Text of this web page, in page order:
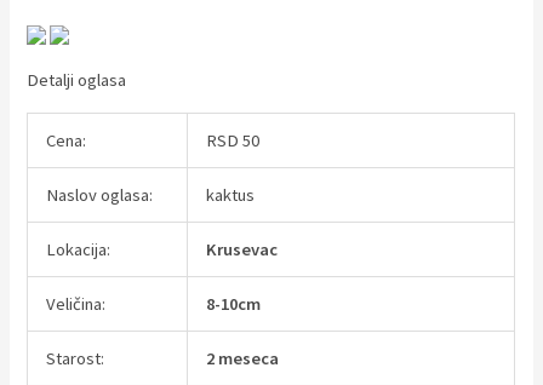
Detalji oglasa
Cena: RSD 50
Naslov oglasa: kaktus
Lokacija: Krusevac
Veličina: 8-10cm
Starost: 2 meseca